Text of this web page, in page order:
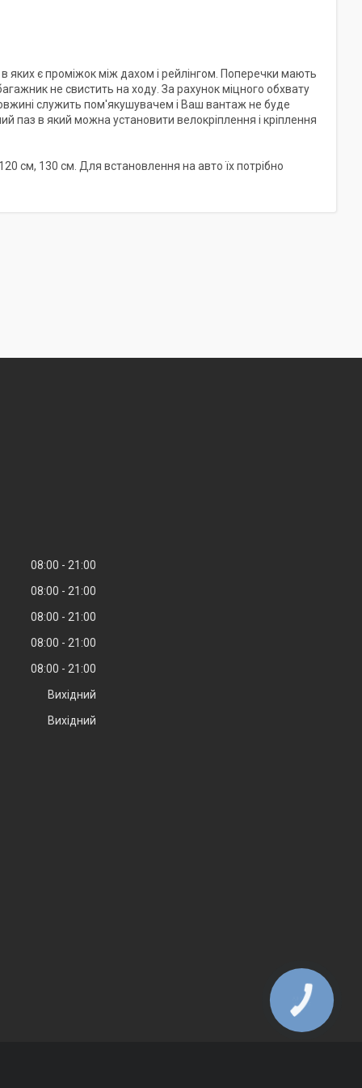
яких є проміжок між дахом і рейлінгом. Поперечки мають
не свистить на ходу. За рахунок міцного обхвату
служить пом'якушувачем і Ваш вантаж не буде
в який можна установити велокріплення і кріплення
см, 130 см. Для встановлення на авто їх потрібно
08:00
21:00
08:00
21:00
08:00
21:00
08:00
21:00
08:00
21:00
Вихідний
Вихідний